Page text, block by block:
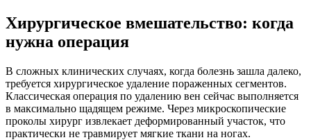
Хирургическое вмешательство: когда
нужна операция
В сложных клинических случаях, когда болезнь зашла далеко,
требуется хирургическое удаление пораженных сегментов.
Классическая операция по удалению вен сейчас выполняется
в максимально щадящем режиме. Через микроскопические
проколы хирург извлекает деформированный участок, что
практически не травмирует мягкие ткани на ногах.